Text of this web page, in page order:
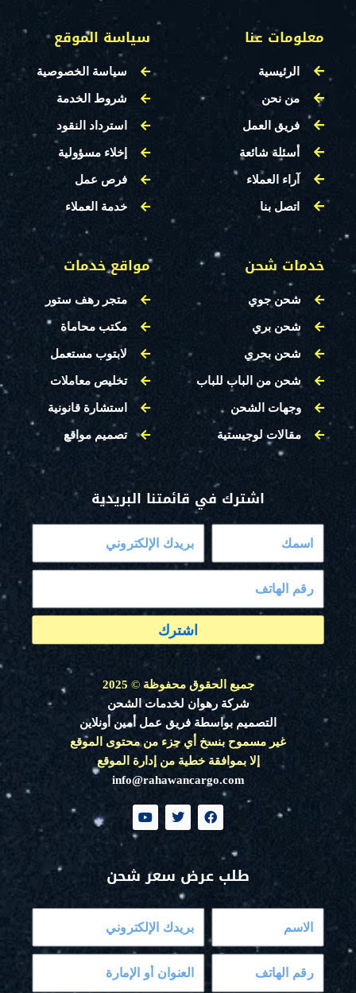
معلومات عنا
الرئيسية
من نحن
فريق العمل
أسئلة شائعة
آراء العملاء
اتصل بنا
سياسة الموقع
سياسة الخصوصية
شروط الخدمة
استرداد النقود
إخلاء مسؤولية
فرص عمل
خدمة العملاء
خدمات شحن
شحن جوي
شحن بري
شحن بحري
شحن من الباب للباب
وجهات الشحن
مقالات لوجيستية
مواقع خدمات
متجر رهف ستور
مكتب محاماة
لابتوب مستعمل
تخليص معاملات
استشارة قانونية
تصميم مواقع
اشترك في قائمتنا البريدية
اشترك
جميع الحقوق محفوظة©
2025
شركة رهوان لخدمات الشحن
التصميم بواسطة فريق عمل أمين أونلاين
غير مسموح بنسخ أي جزء من محتوى الموقع
إلا بموافقة خطية من إدارة الموقع
info@rahawancargo.com
F
a
o
o
T
w
e
Y
o
b
e
طلب عرض سعر شحن